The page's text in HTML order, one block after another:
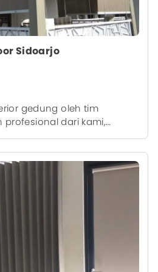
Sidoarjo
gedung oleh tim
profesional dari kami,